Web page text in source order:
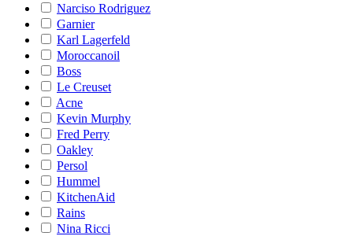
Narciso Rodriguez
Garnier
Karl Lagerfeld
Moroccanoil
Boss
Le Creuset
Acne
Kevin Murphy
Fred Perry
Oakley
Persol
Hummel
KitchenAid
Rains
Nina Ricci